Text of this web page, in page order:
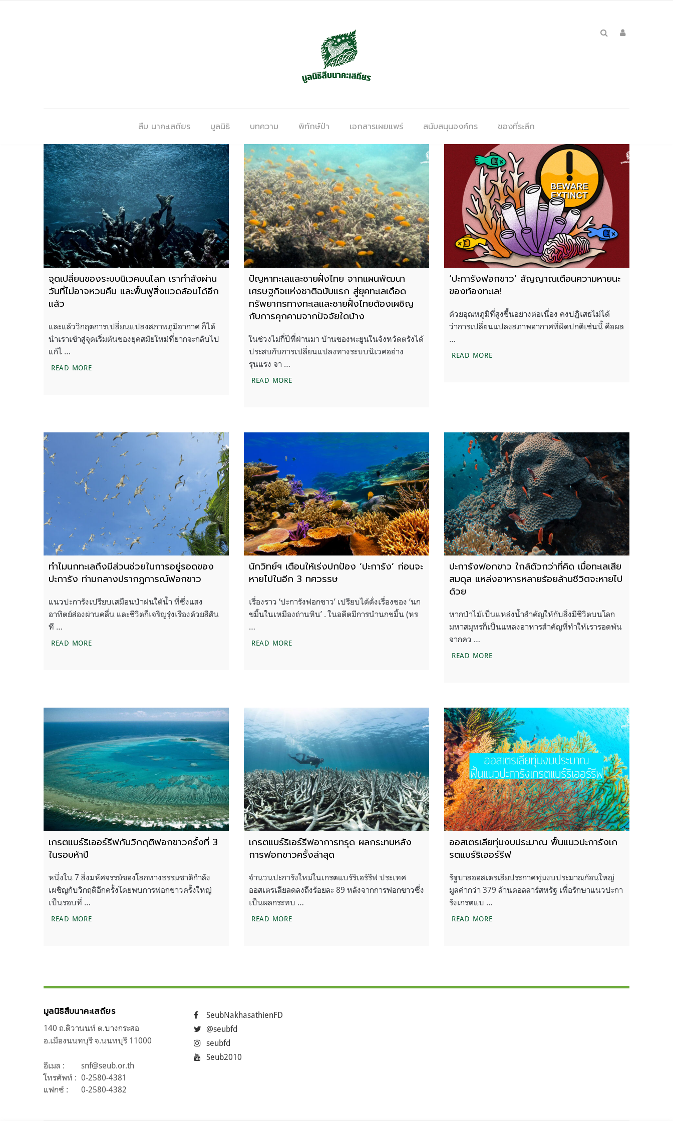
สืบ นาคะเสถียร มูลนิธิ บทความ พิทักษ์ป่า เอกสารเผยแพร่ สนับสนุนองค์กร ของที่ระลึก
จุดเปลี่ยนของระบบนิเวศบนโลก เรากำลังผ่าน
วันที่ไม่อาจหวนคืน และฟื้นฟูสิ่งแวดล้อมได้อีก
แล้ว
และแล้ววิกฤตการเปลี่ยนแปลงสภาพภูมิอากาศ ก็ได้
นำเราเข้าสู่จุดเริ่มต้นของยุคสมัยใหม่ที่ยากจะกลับไป
แก้ไ …
READ MOREจุดเปลี่ยนของระบบนิเวศบนโลก เรากำลังผ่านวันที่ไม่อาจหวนคืน และฟื้นฟูสิ่งแวดล้อมได้อีกแล้ว
ปัญหาทะเลและชายฝั่งไทย จากแผนพัฒนา
เศรษฐกิจแห่งชาติฉบับแรก สู่ยุคทะเลเดือด
ทรัพยากรทางทะเลและชายฝั่งไทยต้องเผชิญ
กับการคุกคามจากปัจจัยใดบ้าง
ในช่วงไม่กี่ปีที่ผ่านมา บ้านของพะยูนในจังหวัดตรังได้
ประสบกับการเปลี่ยนแปลงทางระบบนิเวศอย่าง
รุนแรง จา …
READ MOREปัญหาทะเลและชายฝั่งไทย จากแผนพัฒนาเศรษฐกิจแห่งชาติฉบับแรก สู่ยุคทะเลเดือด ทรัพยากรทางทะเลและชายฝั่งไทยต้
‘ปะการังฟอกขาว’ สัญญาณเตือนความหายนะ
ของท้องทะเล!
ด้วยอุณหภูมิที่สูงขึ้นอย่างต่อเนื่อง คงปฏิเสธไม่ได้
ว่าการเปลี่ยนแปลงสภาพอากาศที่ผิดปกติเช่นนี้ คือผล
…
READ MORE‘ปะการังฟอกขาว’ สัญญาณเตือนความหายนะของท้องทะเ
ทำไมนกทะเลถึงมีส่วนช่วยในการอยู่รอดของ
ปะการัง ท่ามกลางปรากฏการณ์ฟอกขาว
แนวปะการังเปรียบเสมือนป่าฝนใต้น้ำ ที่ซึ่งแสง
อาทิตย์ส่องผ่านคลื่น และชีวิตก็เจริญรุ่งเรืองด้วยสีสัน
ที …
READ MOREทำไมนกทะเลถึงมีส่วนช่วยในการอยู่รอดของปะการัง ท่ามกลางปรากฏการณ์ฟอกขาว
นักวิทย์ฯ เตือนให้เร่งปกป้อง ‘ปะการัง’ ก่อนจะ
หายไปในอีก 3 ทศวรรษ
เรื่องราว ‘ปะการังฟอกขาว’ เปรียบได้ดั่งเรื่องของ ‘นก
ขมิ้นในเหมืองถ่านหิน’ . ในอดีตมีการนำนกขมิ้น (หร
…
READ MOREนักวิทย์ฯ เตือนให้เร่งปกป้อง ‘ปะการัง’ ก่อนจะหายไปในอีก 3 ทศวรรษ
ปะการังฟอกขาว ใกล้ตัวกว่าที่คิด เมื่อทะเลเสีย
สมดุล แหล่งอาหารหลายร้อยล้านชีวิตจะหายไป
ด้วย
หากป่าไม้เป็นแหล่งน้ำสำคัญให้กับสิ่งมีชีวิตบนโลก
มหาสมุทรก็เป็นแหล่งอาหารสำคัญที่ทำให้เรารอดพ้น
จากคว …
READ MOREปะการังฟอกขาว ใกล้ตัวกว่าที่คิด เมื่อทะเลเสียสมดุล แห
เกรตแบร์ริเออร์รีฟกับวิกฤติฟอกขาวครั้งที่ 3
ในรอบห้าปี
หนึ่งใน 7 สิ่งมหัศจรรย์ของโลกทางธรรมชาติกำลัง
เผชิญกับวิกฤติอีกครั้งโดยพบการฟอกขาวครั้งใหญ่
เป็นรอบที่ …
READ MOREเกรตแบร์ริเออร์รีฟกับวิกฤติฟอกขาวครั้งที่ 3 ในรอบห้าปี
เกรตแบร์ริเอร์รีฟอาการทรุด ผลกระทบหลัง
การฟอกขาวครั้งล่าสุด
จำนวนปะการังใหม่ในเกรตแบร์ริเอร์รีฟ ประเทศ
ออสเตรเลียลดลงถึงร้อยละ 89 หลังจากการฟอกขาวซึ่ง
เป็นผลกระทบ …
READ MOREเกรตแบร์ริเอร์รีฟอาการทรุด ผลกระทบหลังการฟอกขาวครั้งล่าสุด
ออสเตรเลียทุ่มงบประมาณ ฟื้นแนวปะการังเก
รตแบร์ริเออร์รีฟ
รัฐบาลออสเตรเลียประกาศทุ่มงบประมาณก้อนใหญ่
มูลค่ากว่า 379 ล้านดอลลาร์สหรัฐ เพื่อรักษาแนวปะกา
รังเกรตแบ …
READ MOREออสเตรเลียทุ่มงบประมาณ ฟื้นแนวปะการังเกรตแบร์ริเออ
มูลนิธิสืบนาคะเสถียร
140 ถ.ติวานนท์ ต.บางกระสอ
อ.เมืองนนทบุรี จ.นนทบุรี 11000
อีเมล :
snf@seub.or.th
โทรศัพท์ : 0-2580-4381
แฟกซ์ :
0-2580-4382
SeubNakhasathienFD
@seubfd
seubfd
Seub2010